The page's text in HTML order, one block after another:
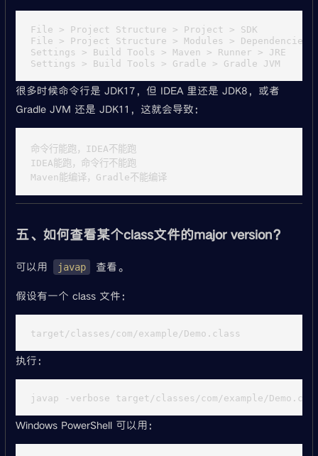
File > Project Structure > Project > SDK
File > Project Structure > Modules > Dependencies >
Settings > Build Tools > Maven > Runner > JRE
很多时候命令行是 JDK17，但 IDEA 里还是 JDK8，或者
Gradle JVM 还是 JDK11，这就会导致：
命令行能跑，IDEA不能跑
IDEA能跑，命令行不能跑
五、如何查看某个class文件的major version？
可以用 javap 查看。
假设有一个 class 文件：
执行：
Windows PowerShell 可以用：